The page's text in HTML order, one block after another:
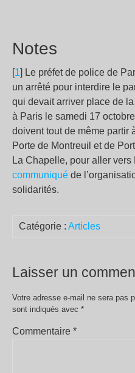
Notes
[1] Le préfet de police de
un arrêté pour interdire le
qui devait arriver place de
à Paris le samedi 17
doivent tout de même partir
Porte de Montreuil et de
La Chapelle, pour aller
communiqué de
solidarités.
Catégorie : Articles
Laisser un
Votre adresse e-mail ne sera pas
sont indiqués avec *
Commentaire *